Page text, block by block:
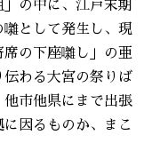
の中に、江戸末期
として発生し、現
の下座囃し」の亜
わる大宮の祭りば
市他県にまで出張
因るものか、まこ